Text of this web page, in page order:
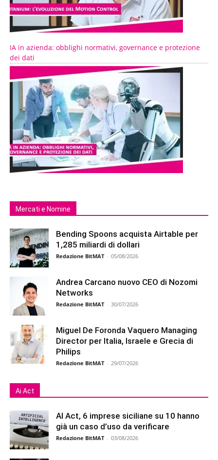
IA in azienda: obblighi normativi, governance e protezione
dei dati
Mercati e Nomine
Bending Spoons acquista Airtable per
1,285 miliardi di dollari
Redazione BitMAT - 05/08/2026
Andrea Carcano nuovo CEO di Nozomi
Networks
Redazione BitMAT - 30/07/2026
Miguel De Foronda Vaquero Managing
Director per Italia, Israele e Grecia di
Philips
Redazione BitMAT - 29/07/2026
Ai Act
AI Act, 6 imprese siciliane su 10 hanno
già un caso d’uso da verificare
Redazione BitMAT - 03/08/2026